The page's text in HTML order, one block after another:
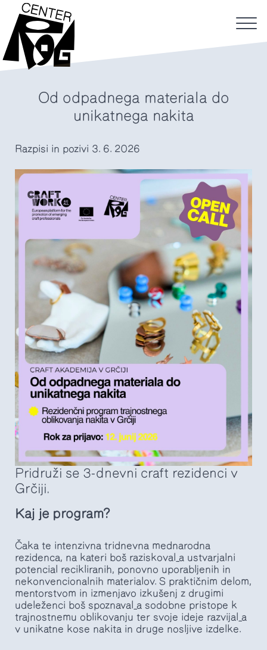
Od odpadnega materiala do
unikatnega nakita
Razpisi in pozivi 3. 6. 2026
Pridruži se 3-dnevni craft rezidenci v
Grčiji.
Kaj je program?
Čaka te intenzivna tridnevna mednarodna
rezidenca, na kateri boš raziskoval_a ustvarjalni
potencial recikliranih, ponovno uporabljenih in
nekonvencionalnih materialov. S praktičnim delom,
mentorstvom in izmenjavo izkušenj z drugimi
udeleženci boš spoznaval_a sodobne pristope k
trajnostnemu oblikovanju ter svoje ideje razvijal_a
v unikatne kose nakita in druge nosljive izdelke.